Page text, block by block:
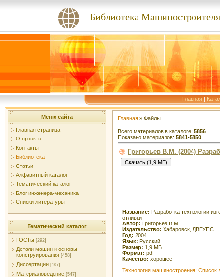
Библиотека Машиностроителя
Главная |
Меню сайта
Главная страница
О проекте
Контакты
Библиотека
Статьи
Алфавитный каталог
Тематический каталог
Блог инженера-механика
Списки литературы
Тематический каталог
ГОСТы [292]
Детали машин и основы
конструирования [458]
Диссертации [107]
Материаловедение [547]
Главная » Файлы
Всего материалов в каталоге: 5856
Показано материалов: 5841-5850
Григорьев В.М. (2004)
Название: Разработка технологии
отливки
Автор: Григорьев В.М.
Издательство: Хабаровск, ДВГУПС
Год: 2004
Язык: Русский
Размер: 1,9 МБ
Формат: pdf
Качество: хорошее
Технология машиностроения: Список